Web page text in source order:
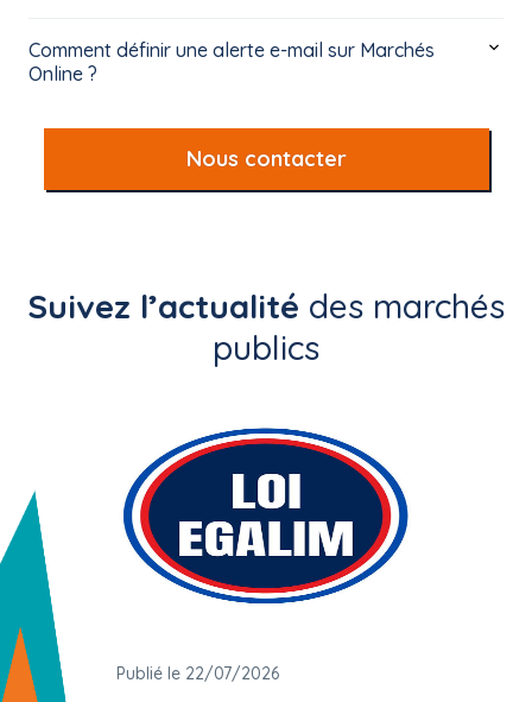
Comment définir une alerte e-mail sur Marchés
Online ?
Nous contacter
Suivez l’actualité des marchés
publics
Publié le 22/07/2026